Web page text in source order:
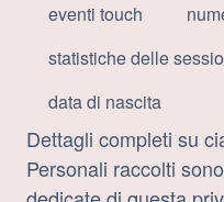
eventi touch
statistiche delle
data di nascita
Dettagli completi su
Personali raccolti